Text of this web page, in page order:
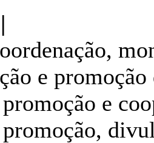
e promoção
e